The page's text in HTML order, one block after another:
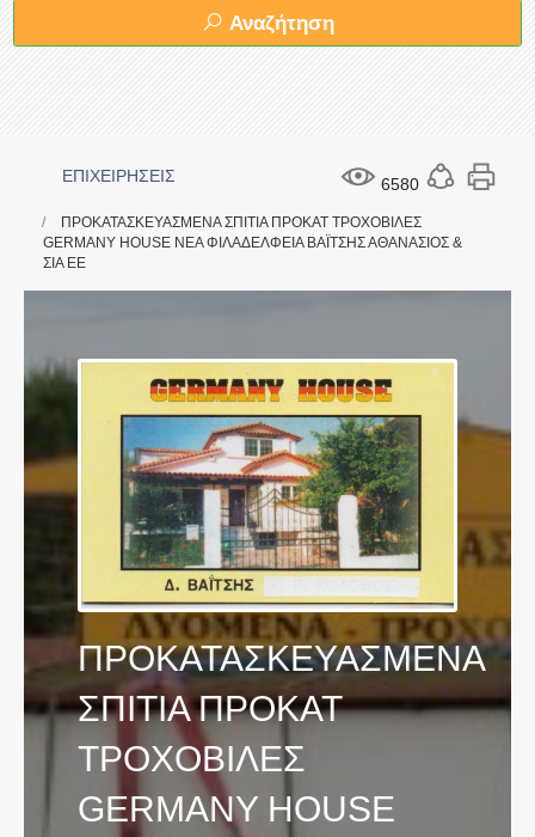
Αναζήτηση
6580
ΕΠΙΧΕΙΡΗΣΕΙΣ
ΠΡΟΚΑΤΑΣΚΕΥΑΣΜΕΝΑ ΣΠΙΤΙΑ ΠΡΟΚΑΤ ΤΡΟΧΟΒΙΛΕΣ
GERMANY HOUSE ΝΕΑ ΦΙΛΑΔΕΛΦΕΙΑ ΒΑΪΤΣΗΣ ΑΘΑΝΑΣΙΟΣ &
ΣΙΑ ΕΕ
ΠΡΟΚΑΤΑΣΚΕΥΑΣΜΕΝΑ
ΣΠΙΤΙΑ ΠΡΟΚΑΤ
ΤΡΟΧΟΒΙΛΕΣ
GERMANY HOUSE